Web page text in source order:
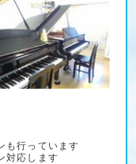
も行っています
対応します